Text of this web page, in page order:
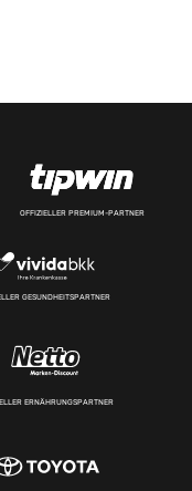
OFFIZIELLER PREMIUM-PARTNER
GESUNDHEITSPARTNER
ERNÄHRUNGSPARTNER